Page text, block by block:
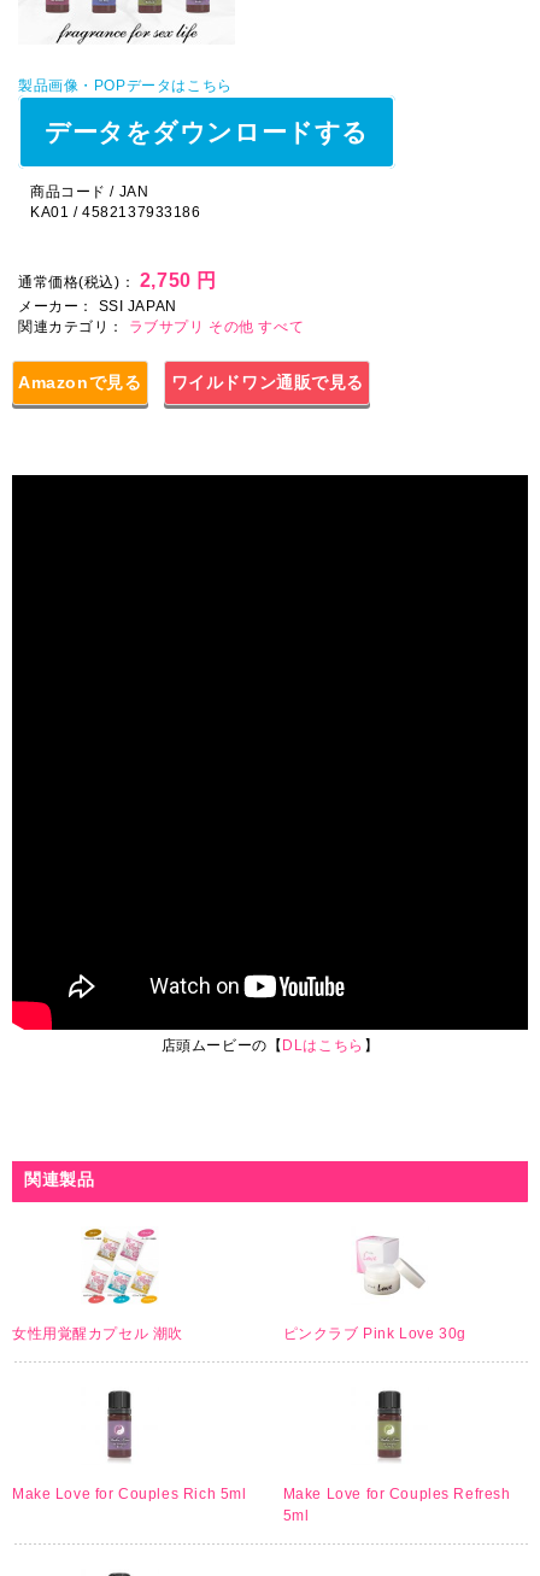
製品画像・POPデータはこちら
データをダウンロードする
商品コード / JAN
KA01 / 4582137933186
通常価格(税込)： 2,750 円
メーカー：
SSI JAPAN
関連カテゴリ：
ラブサプリ その他 すべて
Amazonで見る ワイルドワン通販で見る
店頭ムービーの【 DLはこちら 】
関連製品
女性用覚醒カプセル 潮吹 ピンクラブ Pink Love 30g
Make Love for Couples Rich 5ml
Make Love for Couples Refresh
5ml